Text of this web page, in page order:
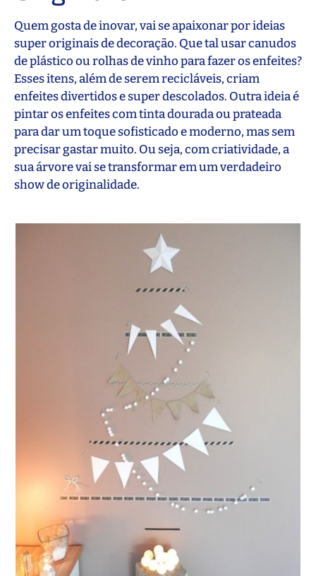
Quem gosta de inovar, vai se apaixonar por ideias
super originais de decoração. Que tal usar canudos
de plástico ou rolhas de vinho para fazer os enfeites?
Esses itens, além de serem recicláveis, criam
enfeites divertidos e super descolados. Outra ideia é
pintar os enfeites com tinta dourada ou prateada
para dar um toque sofisticado e moderno, mas sem
precisar gastar muito. Ou seja, com criatividade, a
sua árvore vai se transformar em um verdadeiro
show de originalidade.